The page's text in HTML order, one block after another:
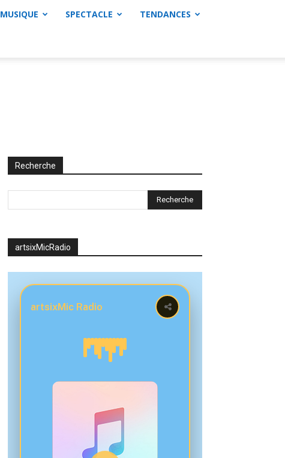
MUSIQUE SPECTACLE TENDANCES
Recherche
artsixMicRadio